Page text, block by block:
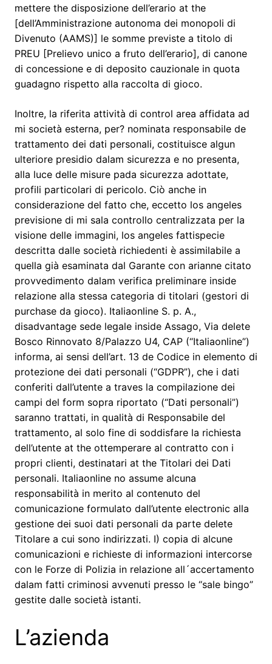
mettere the disposizione dell’erario at the
[dell’Amministrazione autonoma dei monopoli di
Divenuto (AAMS)] le somme previste a titolo di
PREU [Prelievo unico a fruto dell’erario], di canone
di concessione e di deposito cauzionale in quota
guadagno rispetto alla raccolta di gioco.
Inoltre, la riferita attività di control area affidata ad
mi società esterna, per? nominata responsabile de
trattamento dei dati personali, costituisce algun
ulteriore presidio dalam sicurezza e no presenta,
alla luce delle misure pada sicurezza adottate,
profili particolari di pericolo. Ciò anche in
considerazione del fatto che, eccetto los angeles
previsione di mi sala controllo centralizzata per la
visione delle immagini, los angeles fattispecie
descritta dalle società richiedenti è assimilabile a
quella già esaminata dal Garante con arianne citato
provvedimento dalam verifica preliminare inside
relazione alla stessa categoria di titolari (gestori di
purchase da gioco). Italiaonline S. p. A.,
disadvantage sede legale inside Assago, Via delete
Bosco Rinnovato 8/Palazzo U4, CAP (“Italiaonline”)
informa, ai sensi dell’art. 13 de Codice in elemento di
protezione dei dati personali (“GDPR”), che i dati
conferiti dall’utente a traves la compilazione dei
campi del form sopra riportato (“Dati personali”)
saranno trattati, in qualità di Responsabile del
trattamento, al solo fine di soddisfare la richiesta
dell’utente at the ottemperare al contratto con i
propri clienti, destinatari at the Titolari dei Dati
personali. Italiaonline no assume alcuna
responsabilità in merito al contenuto del
comunicazione formulato dall’utente electronic alla
gestione dei suoi dati personali da parte delete
Titolare a cui sono indirizzati. I) copia di alcune
comunicazioni e richieste di informazioni intercorse
con le Forze di Polizia in relazione all´accertamento
dalam fatti criminosi avvenuti presso le “sale bingo”
gestite dalle società istanti.
L’azienda